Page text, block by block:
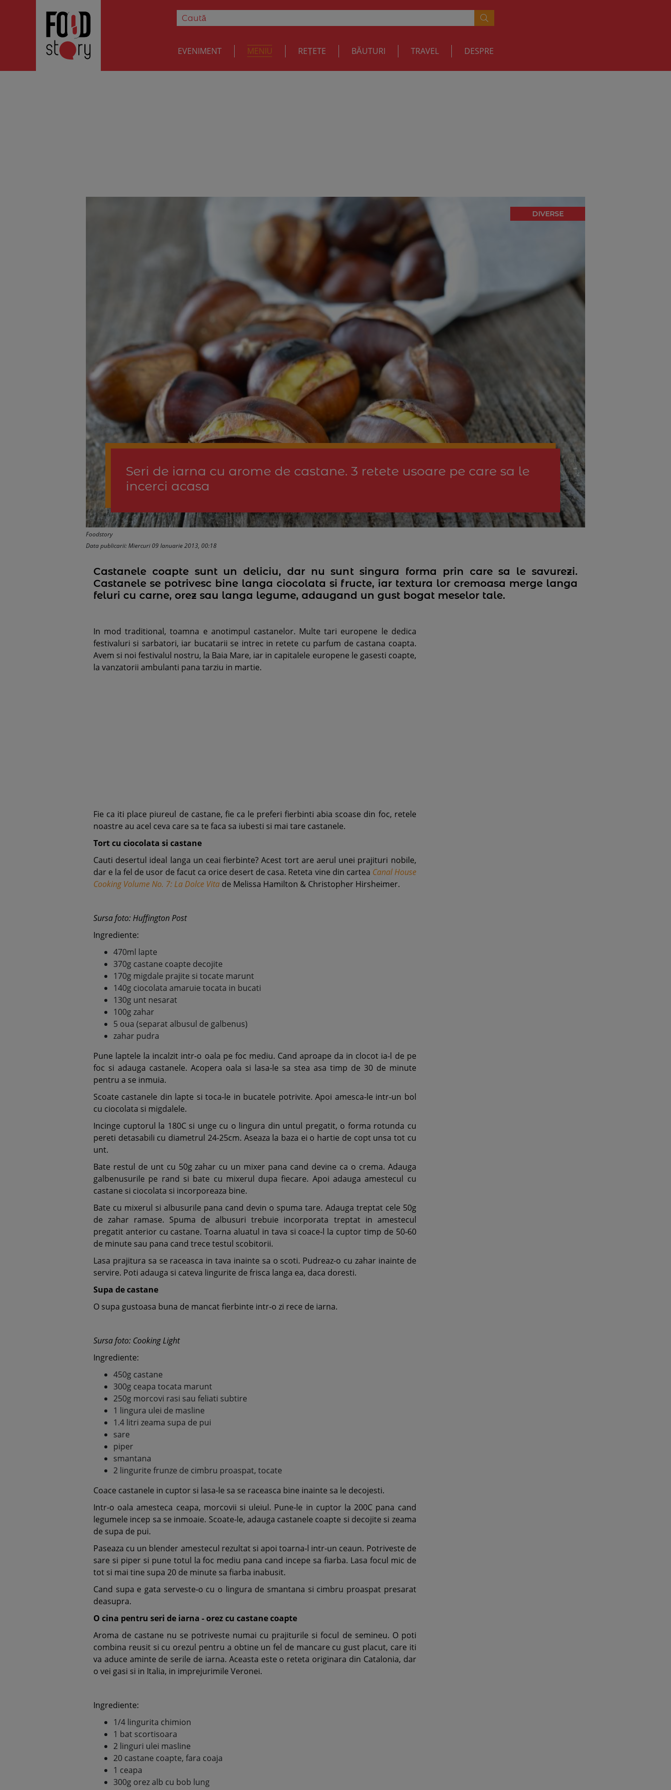
EVENIMENT MENIU REȚETE BĂUTURI TRAVEL DESPRE
DIVERSE
Seri de iarna cu arome de castane. 3 retete usoare pe care sa le
incerci acasa
Foodstory
Data publicarii: Miercuri 09 Ianuarie 2013, 00:18
Castanele coapte sunt un deliciu, dar nu sunt singura forma prin care sa le savurezi.
Castanele se potrivesc bine langa ciocolata si fructe, iar textura lor cremoasa merge langa
feluri cu carne, orez sau langa legume, adaugand un gust bogat meselor tale.
In mod traditional, toamna e anotimpul castanelor. Multe tari europene le dedica
festivaluri si sarbatori, iar bucatarii se intrec in retete cu parfum de castana coapta.
Avem si noi festivalul nostru, la Baia Mare, iar in capitalele europene le gasesti coapte,
la vanzatorii ambulanti pana tarziu in martie.
Fie ca iti place piureul de castane, fie ca le preferi fierbinti abia scoase din foc, retele
noastre au acel ceva care sa te faca sa iubesti si mai tare castanele.
Tort cu ciocolata si castane
Cauti desertul ideal langa un ceai fierbinte? Acest tort are aerul unei prajituri nobile,
dar e la fel de usor de facut ca orice desert de casa. Reteta vine din cartea Canal House
Cooking Volume No. 7: La Dolce Vita de Melissa Hamilton & Christopher Hirsheimer.
Sursa foto: Huffington Post
Ingrediente:
470ml lapte
370g castane coapte decojite
170g migdale prajite si tocate marunt
140g ciocolata amaruie tocata in bucati
130g unt nesarat
100g zahar
5 oua (separat albusul de galbenus)
zahar pudra
Pune laptele la incalzit intr-o oala pe foc mediu. Cand aproape da in clocot ia-l de pe
foc si adauga castanele. Acopera oala si lasa-le sa stea asa timp de 30 de minute
pentru a se inmuia.
Scoate castanele din lapte si toca-le in bucatele potrivite. Apoi amesca-le intr-un bol
cu ciocolata si migdalele.
Incinge cuptorul la 180C si unge cu o lingura din untul pregatit, o forma rotunda cu
pereti detasabili cu diametrul 24-25cm. Aseaza la baza ei o hartie de copt unsa tot cu
unt.
Bate restul de unt cu 50g zahar cu un mixer pana cand devine ca o crema. Adauga
galbenusurile pe rand si bate cu mixerul dupa fiecare. Apoi adauga amestecul cu
castane si ciocolata si incorporeaza bine.
Bate cu mixerul si albusurile pana cand devin o spuma tare. Adauga treptat cele 50g
de zahar ramase. Spuma de albusuri trebuie incorporata treptat in amestecul
pregatit anterior cu castane. Toarna aluatul in tava si coace-l la cuptor timp de 50-60
de minute sau pana cand trece testul scobitorii.
Lasa prajitura sa se raceasca in tava inainte sa o scoti. Pudreaz-o cu zahar inainte de
servire. Poti adauga si cateva lingurite de frisca langa ea, daca doresti.
Supa de castane
O supa gustoasa buna de mancat fierbinte intr-o zi rece de iarna.
Sursa foto: Cooking Light
Ingrediente:
450g castane
300g ceapa tocata marunt
250g morcovi rasi sau feliati subtire
1 lingura ulei de masline
1.4 litri zeama supa de pui
sare
piper
smantana
2 lingurite frunze de cimbru proaspat, tocate
Coace castanele in cuptor si lasa-le sa se raceasca bine inainte sa le decojesti.
Intr-o oala amesteca ceapa, morcovii si uleiul. Pune-le in cuptor la 200C pana cand
legumele incep sa se inmoaie. Scoate-le, adauga castanele coapte si decojite si zeama
de supa de pui.
Paseaza cu un blender amestecul rezultat si apoi toarna-l intr-un ceaun. Potriveste de
sare si piper si pune totul la foc mediu pana cand incepe sa fiarba. Lasa focul mic de
tot si mai tine supa 20 de minute sa fiarba inabusit.
Cand supa e gata serveste-o cu o lingura de smantana si cimbru proaspat presarat
deasupra.
O cina pentru seri de iarna - orez cu castane coapte
Aroma de castane nu se potriveste numai cu prajiturile si focul de semineu. O poti
combina reusit si cu orezul pentru a obtine un fel de mancare cu gust placut, care iti
va aduce aminte de serile de iarna. Aceasta este o reteta originara din Catalonia, dar
o vei gasi si in Italia, in imprejurimile Veronei.
Ingrediente:
1/4 lingurita chimion
1 bat scortisoara
2 linguri ulei masline
20 castane coapte, fara coaja
1 ceapa
300g orez alb cu bob lung